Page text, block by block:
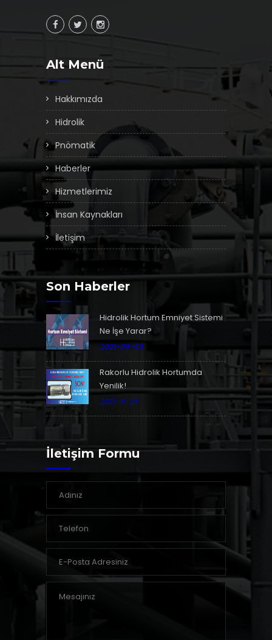
Alt Menü
Hakkımızda
Hidrolik
Pnömatik
Haberler
Hizmetlerimiz
İnsan Kaynakları
İletişim
Son Haberler
Hidrolik Hortum Emniyet Sistemi
Ne İşe Yarar?
2021-09-03
Rakorlu Hidrolik Hortumda
Yenilik!
2021-11-29
İletişim Formu